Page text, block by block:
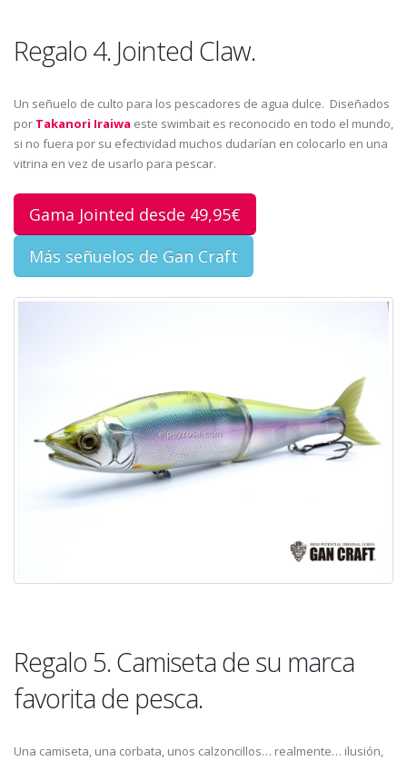
Regalo 4. Jointed Claw.
Un señuelo de culto para los pescadores de agua dulce. Diseñados
por Takanori Iraiwa este swimbait es reconocido en todo el mundo,
si no fuera por su efectividad muchos dudarían en colocarlo en una
vitrina en vez de usarlo para pescar.
Gama Jointed desde 49,95€
Más señuelos de Gan Craft
Regalo 5. Camiseta de su marca
favorita de pesca.
Una camiseta, una corbata, unos calzoncillos… realmente… ilusión,